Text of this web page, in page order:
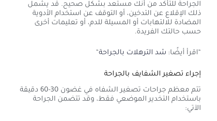
الجراحة للتأكد من أنك مستعد بشكل صحيح. قد يشمل
ذلك الإقلاع عن التدخين، أو التوقف عن استخدام الأدوية
المضادة للالتهابات أو المسيلة للدم، أو تعليمات أخرى
حسب حالتك الفريدة.
“اقرأ أيضًا: شد الترهلات بالجراحة“
إجراء تصغير الشفايف بالجراحة
تتم معظم جراحات تصغير الشفاه في غضون 30-60 دقيقة
باستخدام التخدير الموضعي فقط، وقد تتضمن الجراحة
الآتي: